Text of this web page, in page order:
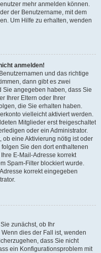
mehr anmelden können.
der Benutzername, mit dem
Um Hilfe zu erhalten, wenden
anmelden!
und das richtige
dann gibt es zwei
Sie angegeben haben, dass Sie
Ihrer Eltern oder Ihrer
die Sie erhalten haben.
vielleicht aktiviert werden.
Mitglieder erst freigeschaltet
oder ein Administrator.
ob eine Aktivierung nötig ist oder
Sie den dort enthaltenen
E-Mail-Adresse korrekt
Spam-Filter blockiert wurde.
korrekt eingegeben
zunächst, ob Ihr
dies der Fall ist, wenden
dass Sie nicht
ein Konfigurationsproblem mit